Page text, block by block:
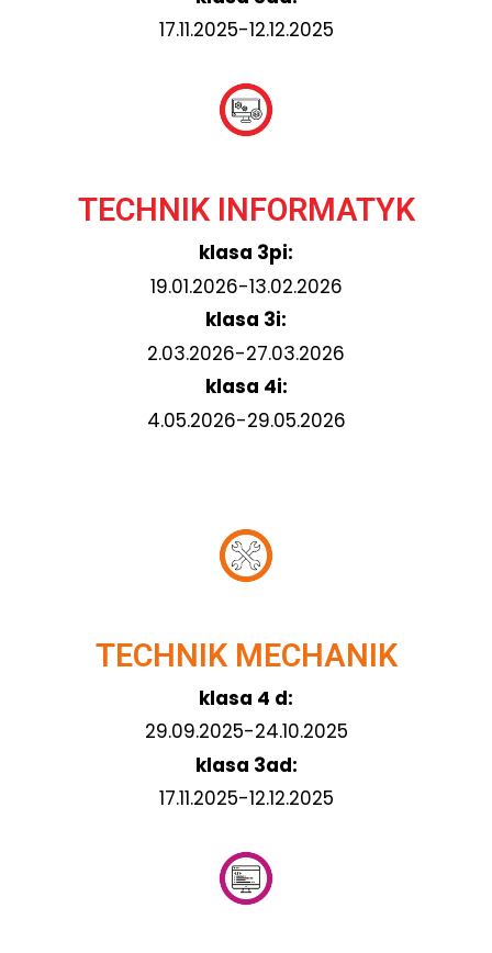
17.11.2025-12.12.2025
TECHNIK INFORMATYK
klasa 3pi:
19.01.2026-13.02.2026
klasa 3i:
2.03.2026-27.03.2026
klasa 4i:
4.05.2026-29.05.2026
TECHNIK MECHANIK
klasa 4 d:
29.09.2025-24.10.2025
klasa 3ad:
17.11.2025-12.12.2025